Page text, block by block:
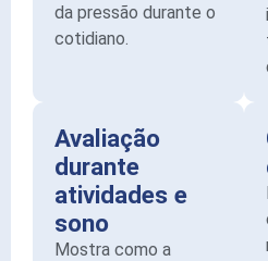
da pressão durante o
cotidiano.
Avaliação
durante
atividades e
sono
Mostra como a